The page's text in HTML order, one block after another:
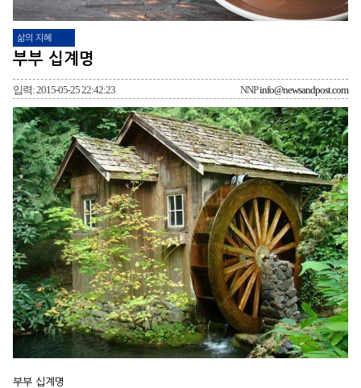
삶의 지혜
부부 십계명
입력: 2015-05-25 22:42:23 NNPinfo@newsandpost.com
부부 십계명